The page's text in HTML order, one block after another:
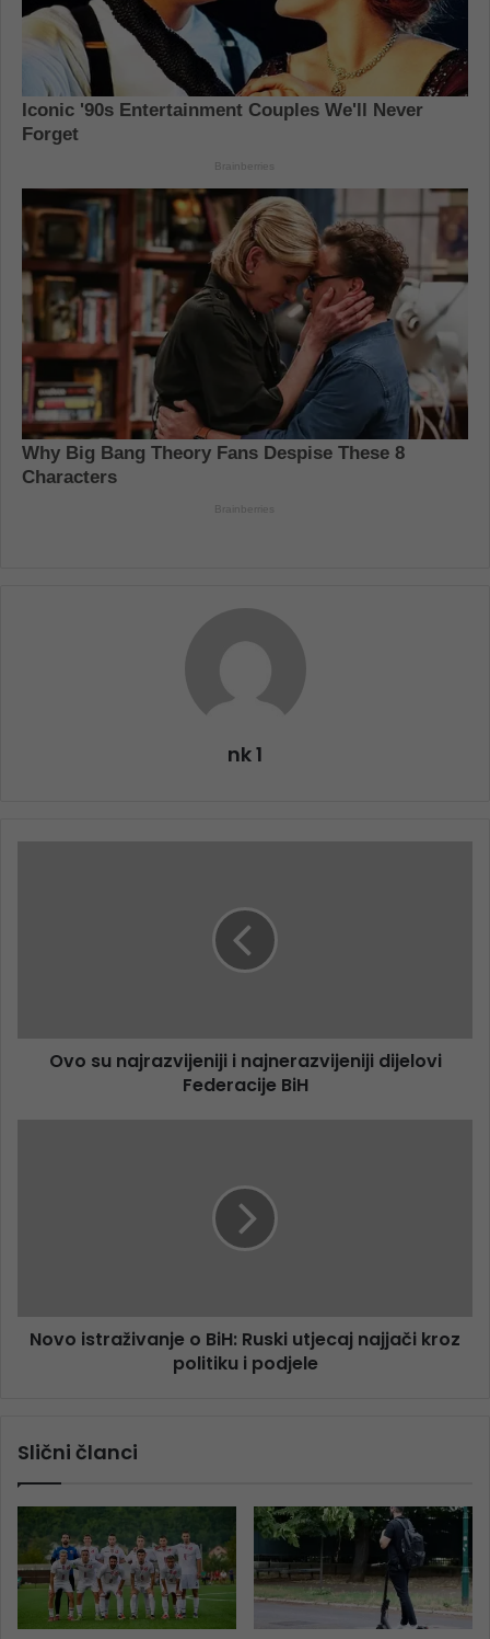
nk 1
Ovo su najrazvijeniji i najnerazvijeniji dijelovi
Federacije BiH
Novo istraživanje o BiH: Ruski utjecaj najjači kroz
politiku i podjele
Slični članci